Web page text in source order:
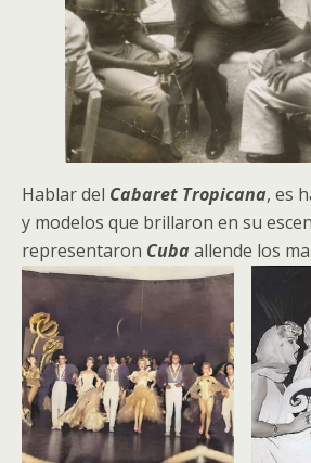
Hablar del Cabaret Tropicana, es
y modelos que brillaron en su
representaron Cuba allende los